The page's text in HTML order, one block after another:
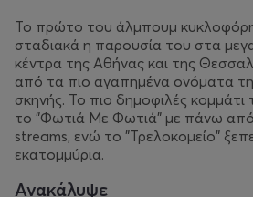
Το πρώτο του άλμπουμ
σταδιακά η παρουσία του στα
κέντρα της Αθήνας και της
από τα πιο αγαπημένα ονόματα
σκηνής. Το πιο δημοφιλές κομμάτι
το "Φωτιά Με Φωτιά" με πάνω από
streams, ενώ το "Τρελοκομείο"
εκατομμύρια.
Ανακάλυψε